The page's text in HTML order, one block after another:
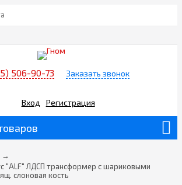
506-90-73 Заказать звонок
Вход Регистрация
→
"ALF" ЛДСП трансформер с шариковыми
слоновая кость